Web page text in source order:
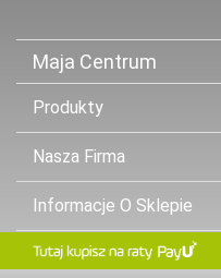
Maja Centrum
Produkty
Nasza Firma
Informacje O Sklepie